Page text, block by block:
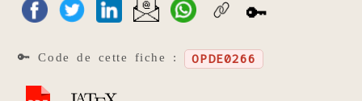
🔑
🔑 Code de cette fiche : OPDE0266